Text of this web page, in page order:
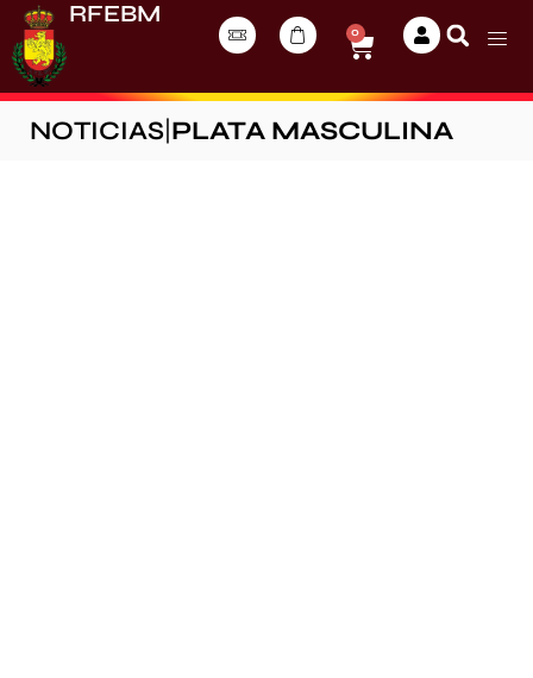
RFEBM
0
NOTICIAS PLATA MASCULINA